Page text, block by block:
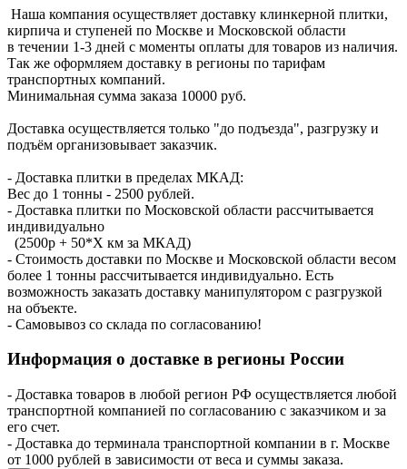
Наша компания осуществляет доставку клинкерной плитки,
кирпича и ступеней по Москве и Московской области
в течении 1-3 дней с моменты оплаты для товаров из наличия.
Так же оформляем доставку в регионы по тарифам
транспортных компаний.
Минимальная сумма заказа 10000 руб.
Доставка осуществляется только "до подъезда", разгрузку и
подъём организовывает заказчик.
- Доставка плитки в пределах МКАД:
Вес до 1 тонны - 2500 рублей.
- Доставка плитки по Московской области рассчитывается
индивидуально
(2500р + 50*X км за МКАД)
- Стоимость доставки по Москве и Московской области весом
более 1 тонны рассчитывается индивидуально. Есть
возможность заказать доставку манипулятором с разгрузкой
на объекте.
- Самовывоз со склада по согласованию!
Информация о доставке в регионы России
- Доставка товаров в любой регион РФ осуществляется любой
транспортной компанией по согласованию с заказчиком и за
его счет.
- Доставка до терминала транспортной компании в г. Москве
от 1000 рублей в зависимости от веса и суммы заказа.